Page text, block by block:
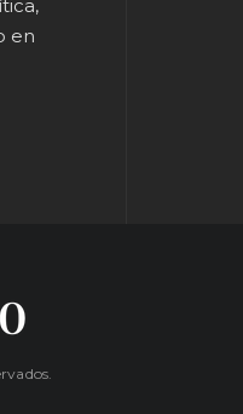
en